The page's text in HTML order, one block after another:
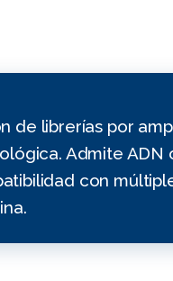
de librerías por
Admite
con